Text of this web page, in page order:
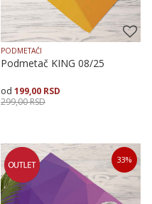
PODMETAČI
Podmetač KING 08/25
199,00 RSD
299,00RSD
Dodaj u korpu
33%